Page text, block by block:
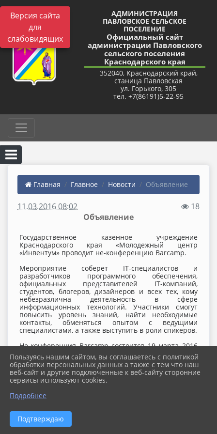
Версия сайта
для
слабовидящих
АДМИНИСТРАЦИЯ
ПАВЛОВСКОЕ СЕЛЬСКОЕ
ПОСЕЛЕНИЕ
Официальный сайт
администрации Павловского
сельского поселения
Краснодарского края
352040, Краснодарский край,
станица Павловская
ул. Горького, 305
тел. +7(86191)5-22-95
Главная Главное Новости Объявление
11.03.2016 08:02
18
Объявление
Государственное казенное учреждение
Краснодарского края «Молодежный центр
«Инвентум» проводит не-конференцию Barcamp.
Мероприятие соберет IT-специалистов и
разработчиков программного обеспечения,
официальных представителей IT-компаний,
студентов, блогеров, дизайнеров и всех тех, кому
небезразлична деятельность в сфере
информационных технологий. Участники смогут
повысить уровень знаний, найти необходимые
контакты, обменяться опытом с ведущими
специалистами, а также выступить в роли спикеров.
Не-конференция Barcamp состоится 19 марта 2016
года в 12.00 часов по адресу: г. Краснодар, ул.
Зиповская, 5 (главный корпус НАНЧОУ ВПО
«Академия маркетинга и социально-
информационных технологий – ИМСИТ»).
Зарегистрироваться для участия в мероприятии, а
также получить бесплатный билет можно на
Более подробную информацию о не-конференции
Пользуясь нашим сайтом, вы соглашаетесь с политикой
обработки персональных данных а также с тем что наш
веб-сайт и другие подключенные к веб-сайту сторонние
сервисы используют cookies.
Подробнее
Подтверждаю